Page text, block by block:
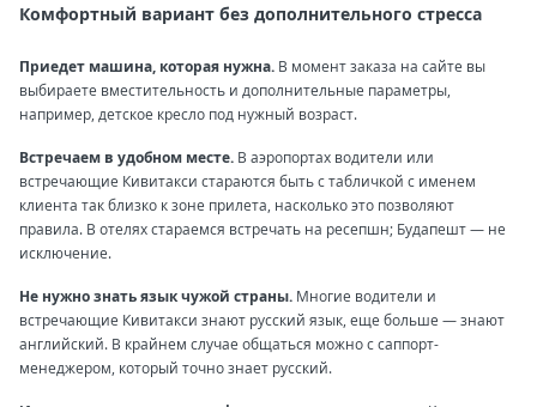
Комфортный вариант без дополнительного стресса
Приедет машина, которая нужна. В момент заказа на сайте вы
выбираете вместительность и дополнительные параметры,
например, детское кресло под нужный возраст.
Встречаем в удобном месте. В аэропортах водители или
встречающие Кивитакси стараются быть с табличкой с именем
клиента так близко к зоне прилета, насколько это позволяют
правила. В отелях стараемся встречать на ресепшн; Будапешт — не
исключение.
Не нужно знать язык чужой страны. Многие водители и
встречающие Кивитакси знают русский язык, еще больше — знают
английский. В крайнем случае общаться можно с саппорт-
менеджером, который точно знает русский.